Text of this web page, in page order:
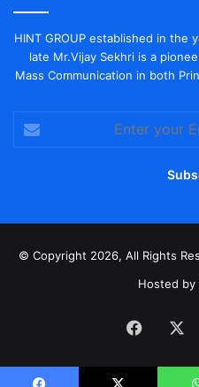
HINT GROUP established in the
late Mr.Vijay Sekhri is a
Mass Communication in both
your
© Copyright 2026, All Rights
Hosted by